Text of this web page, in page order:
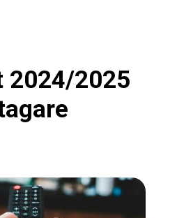
2024/2025